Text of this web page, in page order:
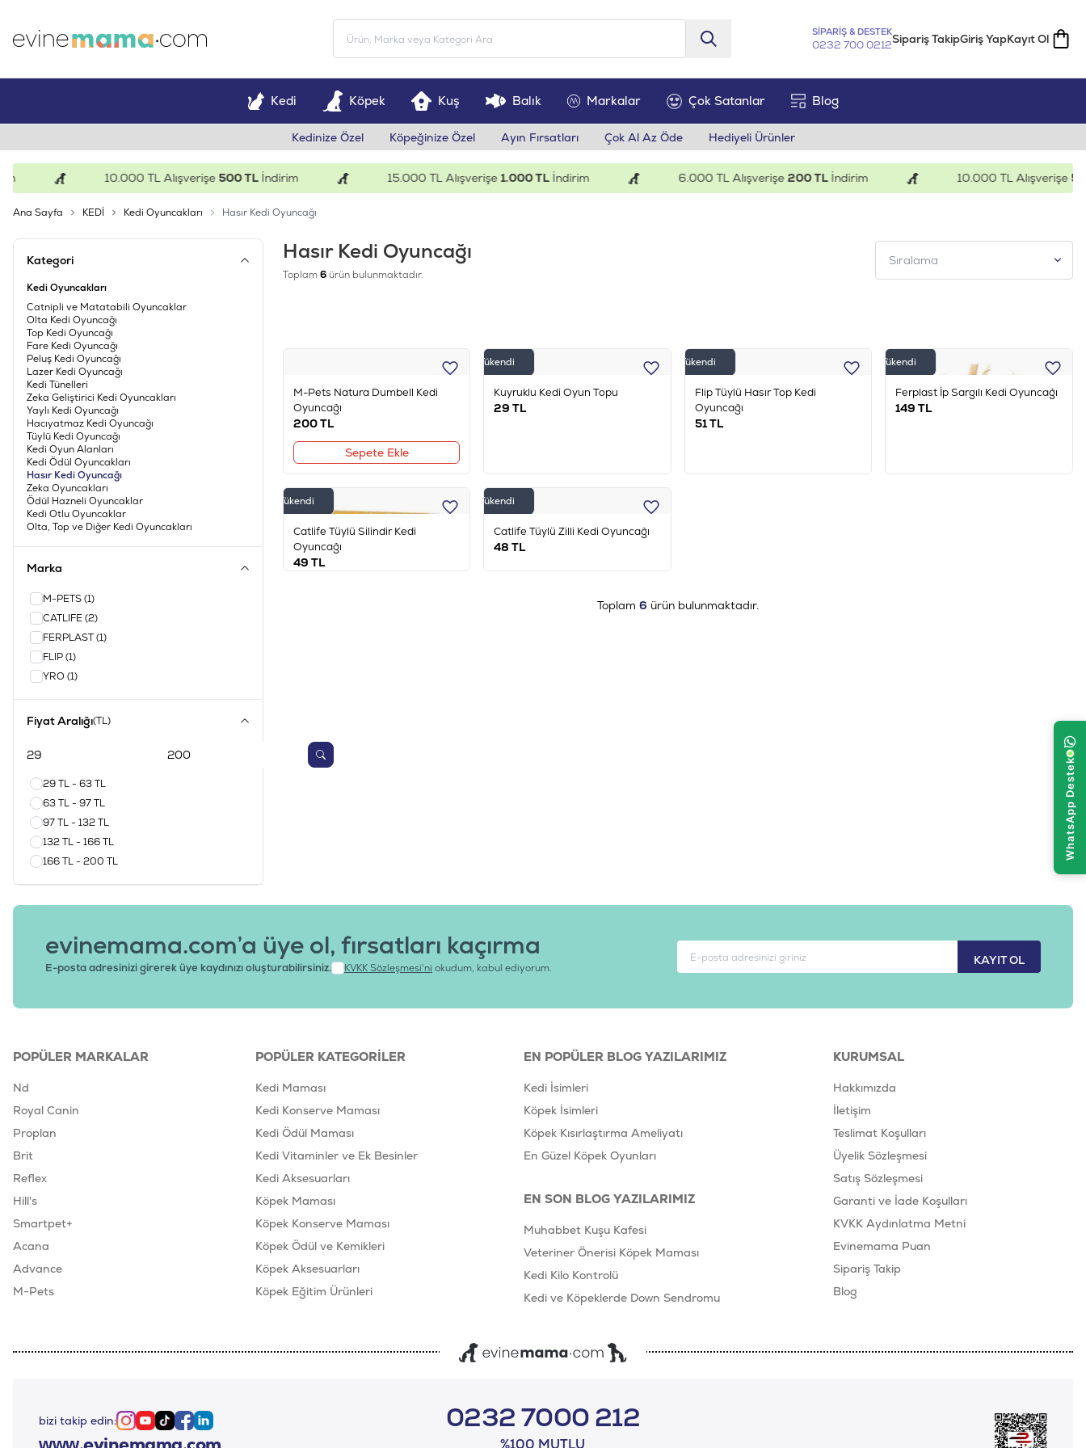
SİPARİŞ & DESTEK
0232 700 0212Sipariş TakipGiriş YapKayıt Ol
Kedi Köpek Kuş Balık Markalar Çok Satanlar Blog
Kedinize Özel Köpeğinize Özel Ayın Fırsatları Çok Al Az Öde Hediyeli Ürünler
10.000 TL Alışverişe500 TLİndirim 15.000 TL Alışverişe1.000 TLİndirim 6.000 TL Alışverişe200 TLİndirim 10.000 TL Alışverişe500
Ana Sayfa KEDİ Kedi Oyuncakları Hasır Kedi Oyuncağı
Kategori
Kedi Oyuncakları
Catnipli ve Matatabili Oyuncaklar
Olta Kedi Oyuncağı
Top Kedi Oyuncağı
Fare Kedi Oyuncağı
Peluş Kedi Oyuncağı
Lazer Kedi Oyuncağı
Kedi Tünelleri
Zeka Geliştirici Kedi Oyuncakları
Yaylı Kedi Oyuncağı
Hacıyatmaz Kedi Oyuncağı
Tüylü Kedi Oyuncağı
Kedi Oyun Alanları
Kedi Ödül Oyuncakları
Hasır Kedi Oyuncağı
Zeka Oyuncakları
Ödül Hazneli Oyuncaklar
Kedi Otlu Oyuncaklar
Olta, Top ve Diğer Kedi Oyuncakları
Marka
M-PETS(1)
CATLIFE(2)
FERPLAST(1)
FLIP(1)
YRO (1)
Fiyat Aralığı(TL)
29 TL - 63 TL
63 TL - 97 TL
97 TL - 132 TL
132 TL - 166 TL
166 TL - 200 TL
Hasır Kedi Oyuncağı
Toplam6ürün bulunmaktadır.
M-Pets Natura Dumbell Kedi
Oyuncağı
200TL
Sepete Ekle
Tükendi
Kuyruklu Kedi Oyun Topu
29 TL
Tükendi
Flip Tüylü Hasır Top Kedi
Oyuncağı
51TL
Tükendi
Ferplast İp Sargılı Kedi Oyuncağı
149 TL
Tükendi
Catlife Tüylü Silindir Kedi
Oyuncağı
49 TL
Tükendi
Catlife Tüylü Zilli Kedi Oyuncağı
48 TL
Toplam 6 ürün bulunmaktadır.
KAYIT OL
evinemama.com’a üye ol, fırsatları kaçırma
E-posta adresinizi girerek üye kaydınızı oluşturabilirsiniz. KVKK Sözleşmesi'ni okudum, kabul ediyorum.
POPÜLER MARKALAR
Nd
Royal Canin
Proplan
Brit
Reflex
Hill's
Smartpet+
Acana
Advance
M-Pets
POPÜLER KATEGORILER
Kedi Maması
Kedi Konserve Maması
Kedi Ödül Maması
Kedi Vitaminler ve Ek Besinler
Kedi Aksesuarları
Köpek Maması
Köpek Konserve Maması
Köpek Ödül ve Kemikleri
Köpek Aksesuarları
Köpek Eğitim Ürünleri
EN POPÜLER BLOG YAZILARIMIZ
Kedi İsimleri
Köpek İsimleri
Köpek Kısırlaştırma Ameliyatı
En Güzel Köpek Oyunları
EN SON BLOG YAZILARIMIZ
Muhabbet Kuşu Kafesi
Veteriner Önerisi Köpek Maması
Kedi Kilo Kontrolü
Kedi ve Köpeklerde Down Sendromu
KURUMSAL
Hakkımızda
İletişim
Teslimat Koşulları
Üyelik Sözleşmesi
Satış Sözleşmesi
Garanti ve İade Koşulları
KVKK Aydınlatma Metni
Evinemama Puan
Sipariş Takip
Blog
bizi takip edin: Instagram
Youtube
TiktokFacebook
Linkedin 0232 7000 212
%100 MUTLU